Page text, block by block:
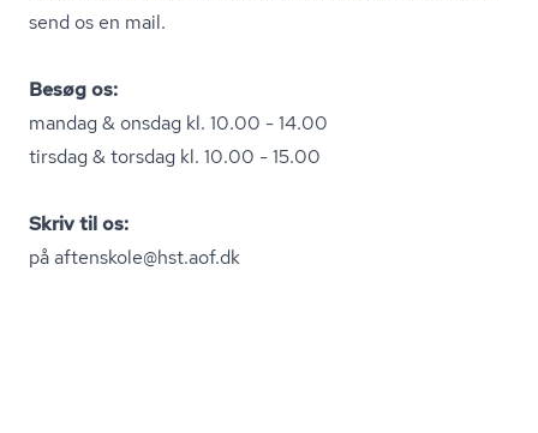
send os en mail.
Besøg os:
mandag & onsdag kl. 10.00 - 14.00
tirsdag & torsdag kl. 10.00 - 15.00
Skriv til os:
påaftenskole@hst.aof.dk